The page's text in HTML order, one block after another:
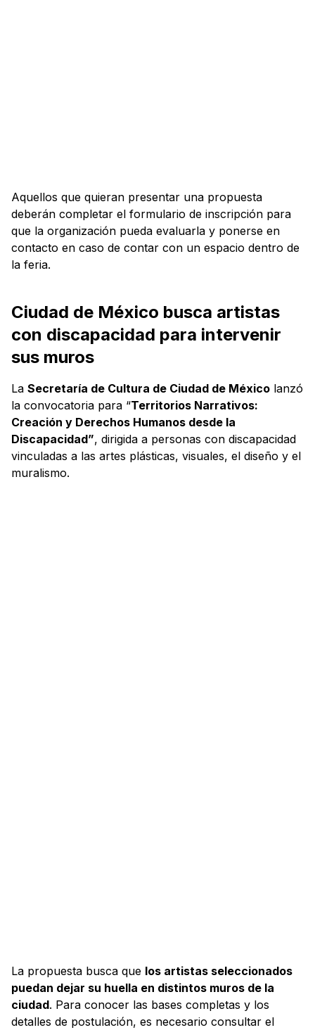
Aquellos que quieran presentar una propuesta
deberán completar el formulario de inscripción para
que la organización pueda evaluarla y ponerse en
contacto en caso de contar con un espacio dentro de
la feria.
Ciudad de México busca artistas
con discapacidad para intervenir
sus muros
La Secretaría de Cultura de Ciudad de México lanzó
la convocatoria para “Territorios Narrativos:
Creación y Derechos Humanos desde la
Discapacidad”, dirigida a personas con discapacidad
vinculadas a las artes plásticas, visuales, el diseño y el
muralismo.
La propuesta busca que los artistas seleccionados
puedan dejar su huella en distintos muros de la
ciudad. Para conocer las bases completas y los
detalles de postulación, es necesario consultar el